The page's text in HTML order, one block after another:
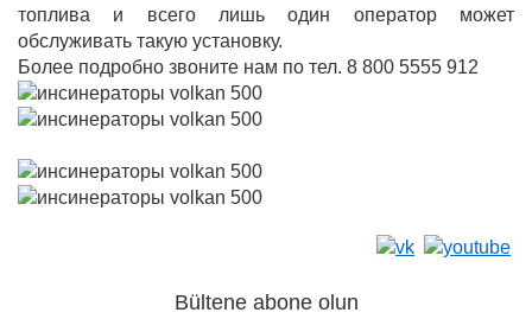
топлива и всего лишь один оператор может
обслуживать такую установку.
Более подробно звоните нам по тел. 8 800 5555 912
Bültene abone olun